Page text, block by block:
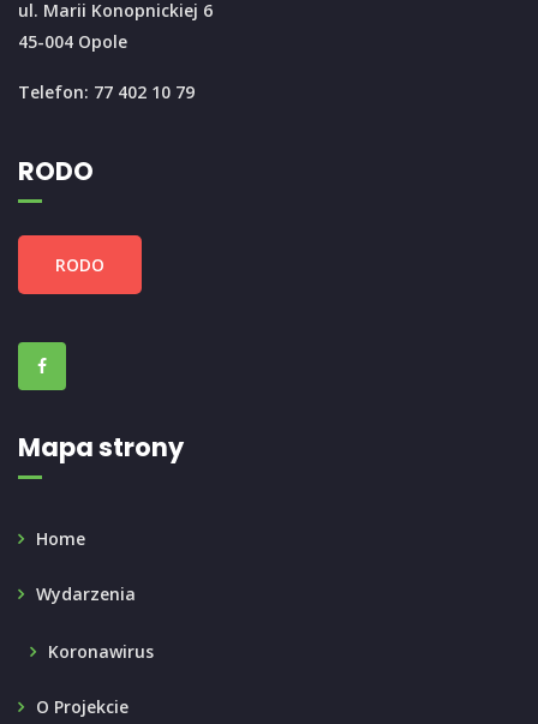
ul. Marii Konopnickiej 6
45-004 Opole
Telefon: 77 402 10 79
RODO
RODO
Mapa strony
Home
Wydarzenia
Koronawirus
O Projekcie